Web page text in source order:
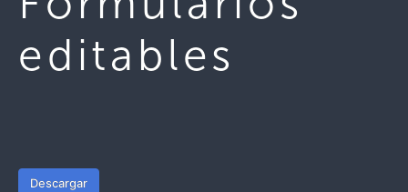
editables
Descargar